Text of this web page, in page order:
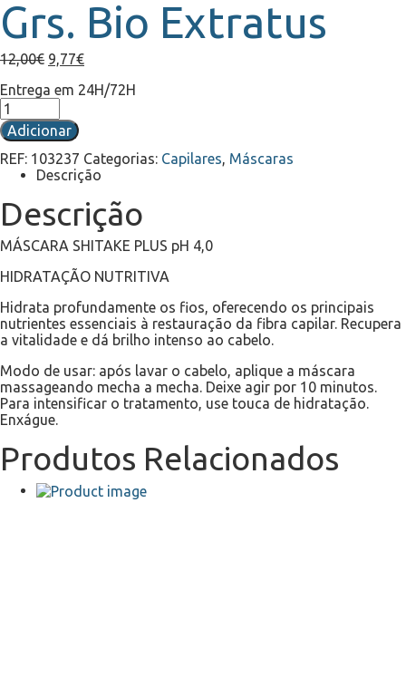
Grs. Bio Extratus
12,00€ O
original
12,00€.
9,77€O
atual
Entrega em 24H/72H
Quantidade
de
Mascara
Shitake
250
Bio
Extratus
Adicionar
REF: 103237 Categorias: Capilares Máscaras
Descrição
Descrição
MÁSCARA SHITAKE PLUS pH 4,0
HIDRATAÇÃO NUTRITIVA
Hidrata profundamente os fios, oferecendo os principais
nutrientes essenciais à restauração da fibra capilar. Recupera
a vitalidade e dá brilho intenso ao cabelo.
Modo de usar: após lavar o cabelo, aplique a máscara
massageando mecha a mecha. Deixe agir por 10 minutos.
Para intensificar o tratamento, use touca de hidratação.
Enxágue.
Produtos Relacionados